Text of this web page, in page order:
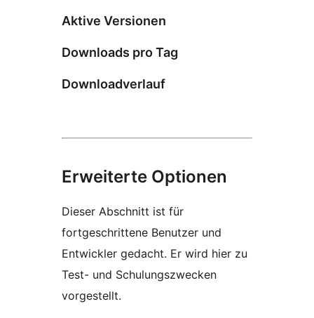
Aktive Versionen
Downloads pro Tag
Downloadverlauf
Erweiterte Optionen
Dieser Abschnitt ist für
fortgeschrittene Benutzer und
Entwickler gedacht. Er wird hier zu
Test- und Schulungszwecken
vorgestellt.